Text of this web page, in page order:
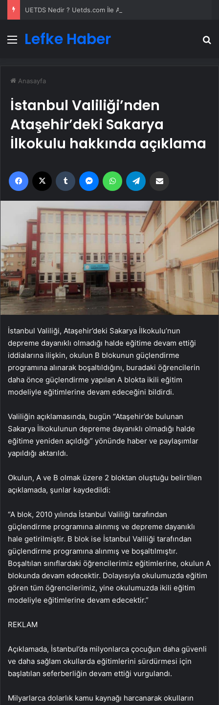
Menü
Lefke Haber
Anasayfa
İstanbul Valiliği’nden
Ataşehir’deki Sakarya
İlkokulu hakkında açıklama
Facebook Tumblr MessengerWhatsApp
İstanbul Valiliği, Ataşehir’deki Sakarya İlkokulu’nun
depreme dayanıklı olmadığı halde eğitime devam ettiği
iddialarına ilişkin, okulun B blokunun güçlendirme
programına alınarak boşaltıldığını, buradaki öğrencilerin
daha önce güçlendirme yapılan A blokta ikili eğitim
modeliyle eğitimlerine devam edeceğini bildirdi.
Valiliğin açıklamasında, bugün “Ataşehir’de bulunan
Sakarya İlkokulunun depreme dayanıklı olmadığı halde
eğitime yeniden açıldığı” yönünde haber ve paylaşımlar
yapıldığı aktarıldı.
Okulun, A ve B olmak üzere 2 bloktan oluştuğu belirtilen
açıklamada, şunlar kaydedildi:
“A blok, 2010 yılında İstanbul Valiliği tarafından
güçlendirme programına alınmış ve depreme dayanıklı
hale getirilmiştir. B blok ise İstanbul Valiliği tarafından
güçlendirme programına alınmış ve boşaltılmıştır.
Boşaltılan sınıflardaki öğrencilerimiz eğitimlerine, okulun A
blokunda devam edecektir. Dolayısıyla okulumuzda eğitim
gören tüm öğrencilerimiz, yine okulumuzda ikili eğitim
modeliyle eğitimlerine devam edecektir.”
REKLAM
Açıklamada, İstanbul’da milyonlarca çocuğun daha güvenli
ve daha sağlam okullarda eğitimlerini sürdürmesi için
başlatılan seferberliğin devam ettiği vurgulandı.
Milyarlarca dolarlık kamu kaynağı harcanarak okulların